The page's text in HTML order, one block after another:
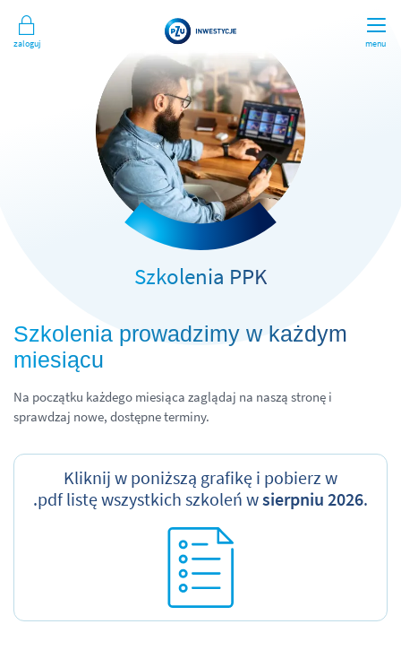
menu
Zaloguj
Szkolenia PPK
Szkolenia prowadzimy w każdym
miesiącu
Na początku każdego miesiąca zaglądaj na naszą stronę i
sprawdzaj nowe, dostępne terminy.
Kliknij w poniższą grafikę i pobierz w
.pdf listę wszystkich szkoleń wsierpniu 2026.